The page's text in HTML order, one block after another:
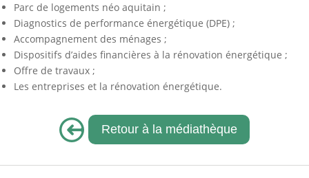
Parc de logements néo aquitain ;
Diagnostics de performance énergétique (DPE) ;
Accompagnement des ménages ;
Dispositifs d’aides financières à la rénovation énergétique ;
Offre de travaux ;
Les entreprises et la rénovation énergétique.
Retour à la médiathèque